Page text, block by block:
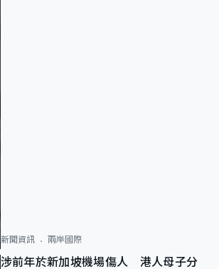
新聞資訊 兩岸國際
涉前年於新加坡機場傷人 港人母子分